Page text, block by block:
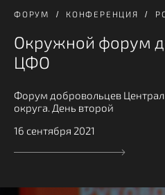
ФОРУМ КОНФЕРЕНЦИЯ
Окружной форум
ЦФО
Форум добровольцев
округа. День второй
16 сентября 2021